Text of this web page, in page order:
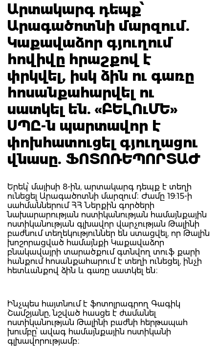
Արտակարգ դեպք՝
Արագածոտնի մարզում.
Կաքավաձոր գյուղում
հովիվը հրաշքով է
փրկվել, իսկ ձին ու գառը
հոսանքահարվել ու
սատկել են. «ԲԵԼՈւՄԵ»
ՍՊԸ-ն պարտավոր է
փոխհատուցել գյուղացու
վնասը. ՖՈՏՈՌԵՊՈՐՏԱԺ
Երեկ՝ մայիսի 8-ին, արտակարգ դեպք է տեղի
ունեցել Արագածոտնի մարզում։ Ժամը 19:15-ի
սահմաններում ՀՀ Ներքին գործերի
նախարարության ոստիկանության համայնքային
ոստիկանության գլխավոր վարչության Թալինի
բաժնում տեղեկություններ են ստացվել, որ Թալին
խոշորացված համայնքի Կաքավաձոր
բնակավայրի տարածքում գտնվող տուֆ քարի
հանքում հոսանքահարում է տեղի ունեցել, ինչի
հետևանքով ձին և գառը սատկել են։
Ինչպես հայտնում է ֆոտոլրագրող Գագիկ
Շամշյանը, նշված հասցե է ժամանել
ոստիկանության Թալինի բաժնի հերթապահ
խումբը՝ ավագ համայնքային ոստիկանի
գլխավորությամբ։